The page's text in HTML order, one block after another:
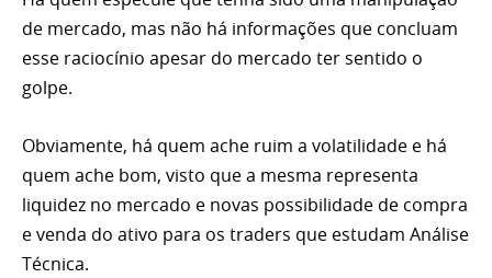
de mercado, mas não há informações que concluam
esse raciocínio apesar do mercado ter sentido o
golpe.
Obviamente, há quem ache ruim a volatilidade e há
quem ache bom, visto que a mesma representa
liquidez no mercado e novas possibilidade de compra
e venda do ativo para os traders que estudam Análise
Técnica.